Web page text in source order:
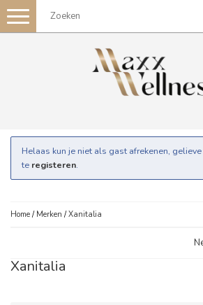
Toggle
navigation
Helaas kun je niet als gast afrekenen,
te registeren.
Home / Merken /Xanitalia
Xanitalia